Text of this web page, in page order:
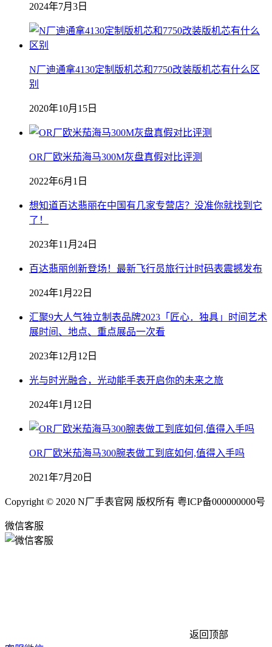
2024年7月3日
N厂迪通拿4130定制版机芯和7750改装版机芯有什么区
别
2020年10月15日
OR厂欧米茄海马300M灰盘真假对比评测
2022年6月1日
想知道百达翡丽在中国有几家专营店？没准你就找到它
了！
2023年11月24日
百达翡丽创新登场！最新飞行员旅行计时码表震撼发布
2024年1月22日
汇聚9大人气独立制表品牌2023「匠心．独具」时间艺术
展时间、地点、重点展品一次看
2023年12月12日
光与时光融合，光动能手表开启你的未来之旅
2024年1月12日
OR厂欧米茄海马300腕表做工到底如何,值得入手吗
2021年7月20日
Copyright © 2020 N厂手表官网 版权所有 粤ICP备000000000号
微信客服
返回顶部